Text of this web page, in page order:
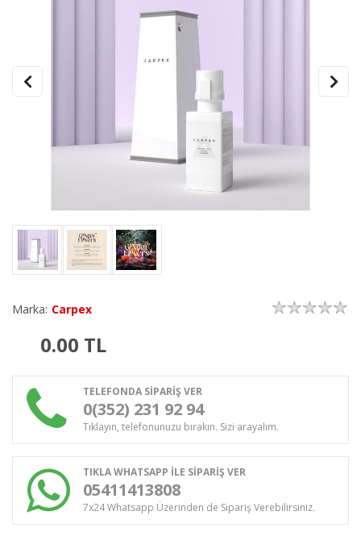
Marka: Carpex
0.00 TL
TELEFONDA SİPARİŞ VER
0(352) 231 92 94
Tıklayın, telefonunuzu bırakın. Sizi arayalım.
TIKLA WHATSAPP İLE SİPARİŞ VER
05411413808
7x24 Whatsapp Üzerinden de Sipariş Verebilirsiniz.